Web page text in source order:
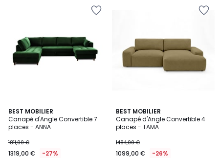
BEST MOBILIER
Canapé d'Angle Convertible 7
places - ANNA
1811,00 €
1319,00 € -27%
7
Couleurs
BEST MOBILIER
Canapé d'Angle Convertible 4
places - TAMA
1484,00 €
1099,00 € -26%
6
Couleurs